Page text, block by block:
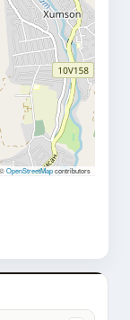
©OpenStreetMapcontributors